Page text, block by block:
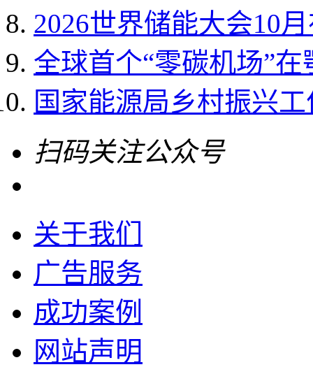
2026世界储能大会10
全球首个“零碳机场”
国家能源局乡村振兴
扫码关注公众号
关于我们
广告服务
成功案例
网站声明